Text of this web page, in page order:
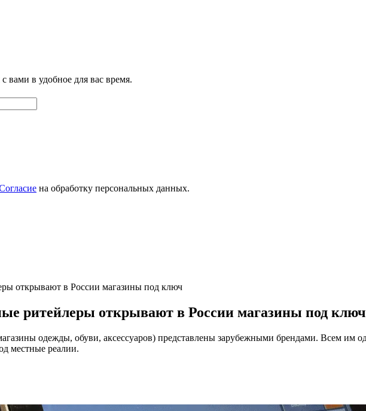
вами в удобное для вас время.
на обработку персональных данных.
открывают в России магазины под ключ
ритейлеры открывают в России магазины под ключ
одежды, обуви, аксессуаров) представлены зарубежными брендами. Всем
местные реалии.